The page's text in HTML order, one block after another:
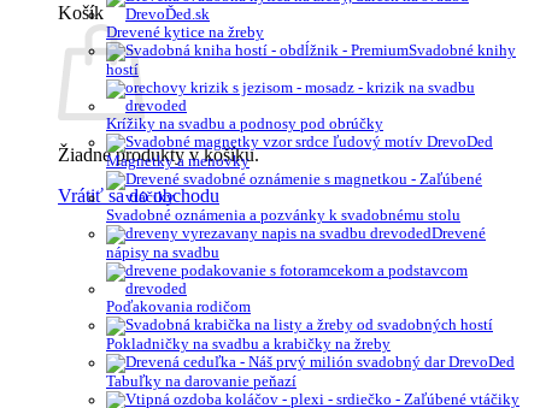
Košík
Žiadne produkty v košíku.
Vrátiť sa do obchodu
Drevené kytice na žreby
Svadobné knihy
hostí
Krížiky na svadbu a podnosy pod obrúčky
Magnetky a menovky
Svadobné oznámenia a pozvánky k svadobnému stolu
Drevené
nápisy na svadbu
Poďakovania rodičom
Pokladničky na svadbu a krabičky na žreby
Tabuľky na darovanie peňazí